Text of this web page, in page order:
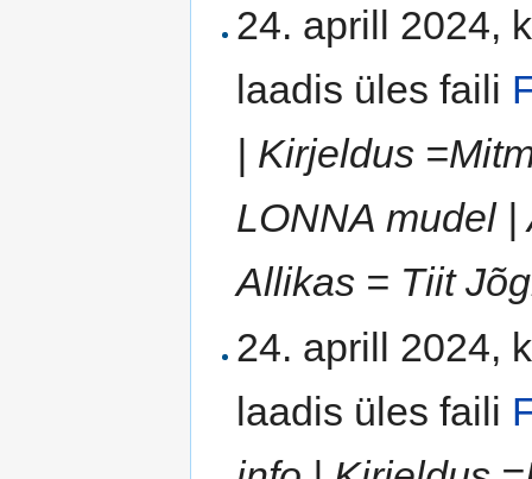
24. aprill 2024,
laadis üles faili
| Kirjeldus
LONNA mudel
Allikas = Tiit
24. aprill 2024,
laadis üles faili